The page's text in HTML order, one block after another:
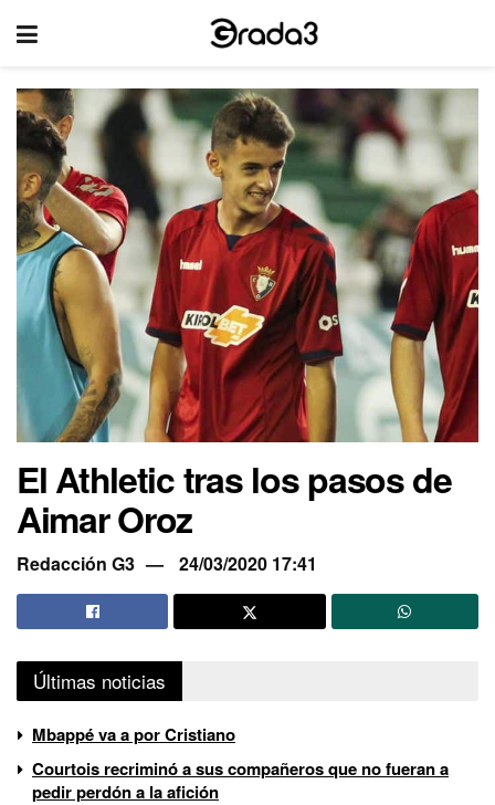
El Athletic tras los pasos de
Aimar Oroz
Redacción G3 24/03/2020 17:41
Últimas noticias
Mbappé va a por Cristiano
Courtois recriminó a sus compañeros que no fueran a
pedir perdón a la afición